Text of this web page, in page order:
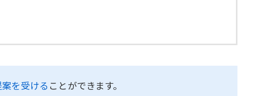
を受ける ことができます。